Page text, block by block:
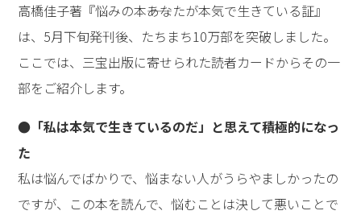
高橋佳子著『悩みの本――あなたが本気で生きている証』
は、5月下旬発刊後、たちまち10万部を突破しました。
ここでは、三宝出版に寄せられた読者カードからその一
部をご紹介します。
●「私は本気で生きているのだ」と思えて積極的になっ
た
私は悩んでばかりで、悩まない人がうらやましかったの
ですが、この本を読んで、悩むことは決して悪いことで